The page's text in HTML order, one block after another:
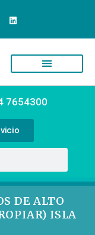
7654300
DE ALTO
ISLA